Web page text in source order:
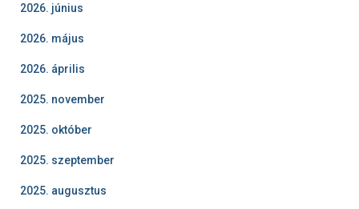
2026. június
2026. május
2026. április
2025. november
2025. október
2025. szeptember
2025. augusztus